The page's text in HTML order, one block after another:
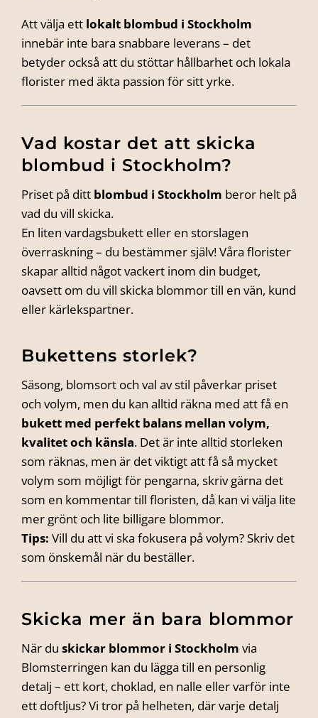
Att välja ett lokalt blombud i Stockholm
innebär inte bara snabbare leverans – det
betyder också att du stöttar hållbarhet och lokala
florister med äkta passion för sitt yrke.
Vad kostar det att skicka
blombud i Stockholm?
Priset på ditt blombud i Stockholm beror helt på
vad du vill skicka.
En liten vardagsbukett eller en storslagen
överraskning – du bestämmer själv! Våra florister
skapar alltid något vackert inom din budget,
oavsett om du vill skicka blommor till en vän, kund
eller kärlekspartner.
Bukettens storlek?
Säsong, blomsort och val av stil påverkar priset
och volym, men du kan alltid räkna med att få en
bukett med perfekt balans mellan volym,
kvalitet och känsla. Det är inte alltid storleken
som räknas, men är det viktigt att få så mycket
volym som möjligt för pengarna, skriv gärna det
som en kommentar till floristen, då kan vi välja lite
mer grönt och lite billigare blommor.
Tips: Vill du att vi ska fokusera på volym? Skriv det
som önskemål när du beställer.
Skicka mer än bara blommor
När du skickar blommor i Stockholm via
Blomsterringen kan du lägga till en personlig
detalj – ett kort, choklad, en nalle eller varför inte
ett doftljus? Vi tror på helheten, där varje detalj